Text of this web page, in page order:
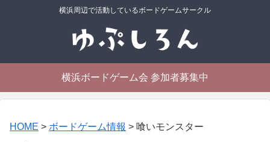
横浜周辺で活動しているボードゲームサークル
横浜ボードゲーム会 参加者募集中
HOME > ボードゲーム情報 > 喰いモンスター